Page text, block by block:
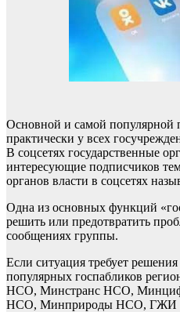
Основной и самой популярной
практически у всех
В соцсетях государственные
интересующие подписчиков
органов власти в соцсетях
Одна из основных функций
решить или предотвратить
сообщениях группы.
Если ситуация требует
популярных госпабликов
НСО, Минстранс НСО,
НСО, Минприроды НСО, ГЖИ